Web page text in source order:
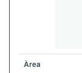
Àrea